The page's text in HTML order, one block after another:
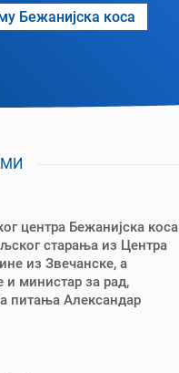
Бежанијска коса
центра Бежанијска коса
старања из Центра
из Звечанске, а
министар за рад,
питања Александар